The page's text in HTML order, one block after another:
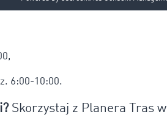
6:00-10:00.
Skorzystaj z Planera Tras